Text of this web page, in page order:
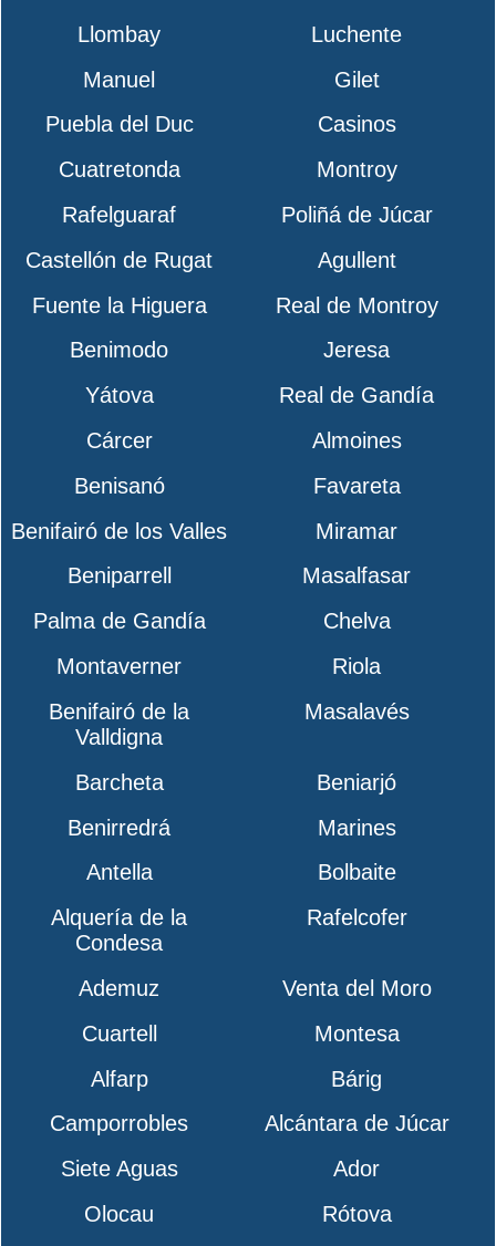
Llombay
Luchente
Manuel
Gilet
Puebla del Duc
Casinos
Cuatretonda
Montroy
Rafelguaraf
Poliñá de Júcar
Castellón de Rugat
Agullent
Fuente la Higuera
Real de Montroy
Benimodo
Jeresa
Yátova
Real de Gandía
Cárcer
Almoines
Benisanó
Favareta
Benifairó de los Valles
Miramar
Beniparrell
Masalfasar
Palma de Gandía
Chelva
Montaverner
Riola
Benifairó de la
Valldigna
Masalavés
Barcheta
Beniarjó
Benirredrá
Marines
Antella
Bolbaite
Alquería de la
Condesa
Rafelcofer
Ademuz
Venta del Moro
Cuartell
Montesa
Alfarp
Bárig
Camporrobles
Alcántara de Júcar
Siete Aguas
Ador
Olocau
Rótova